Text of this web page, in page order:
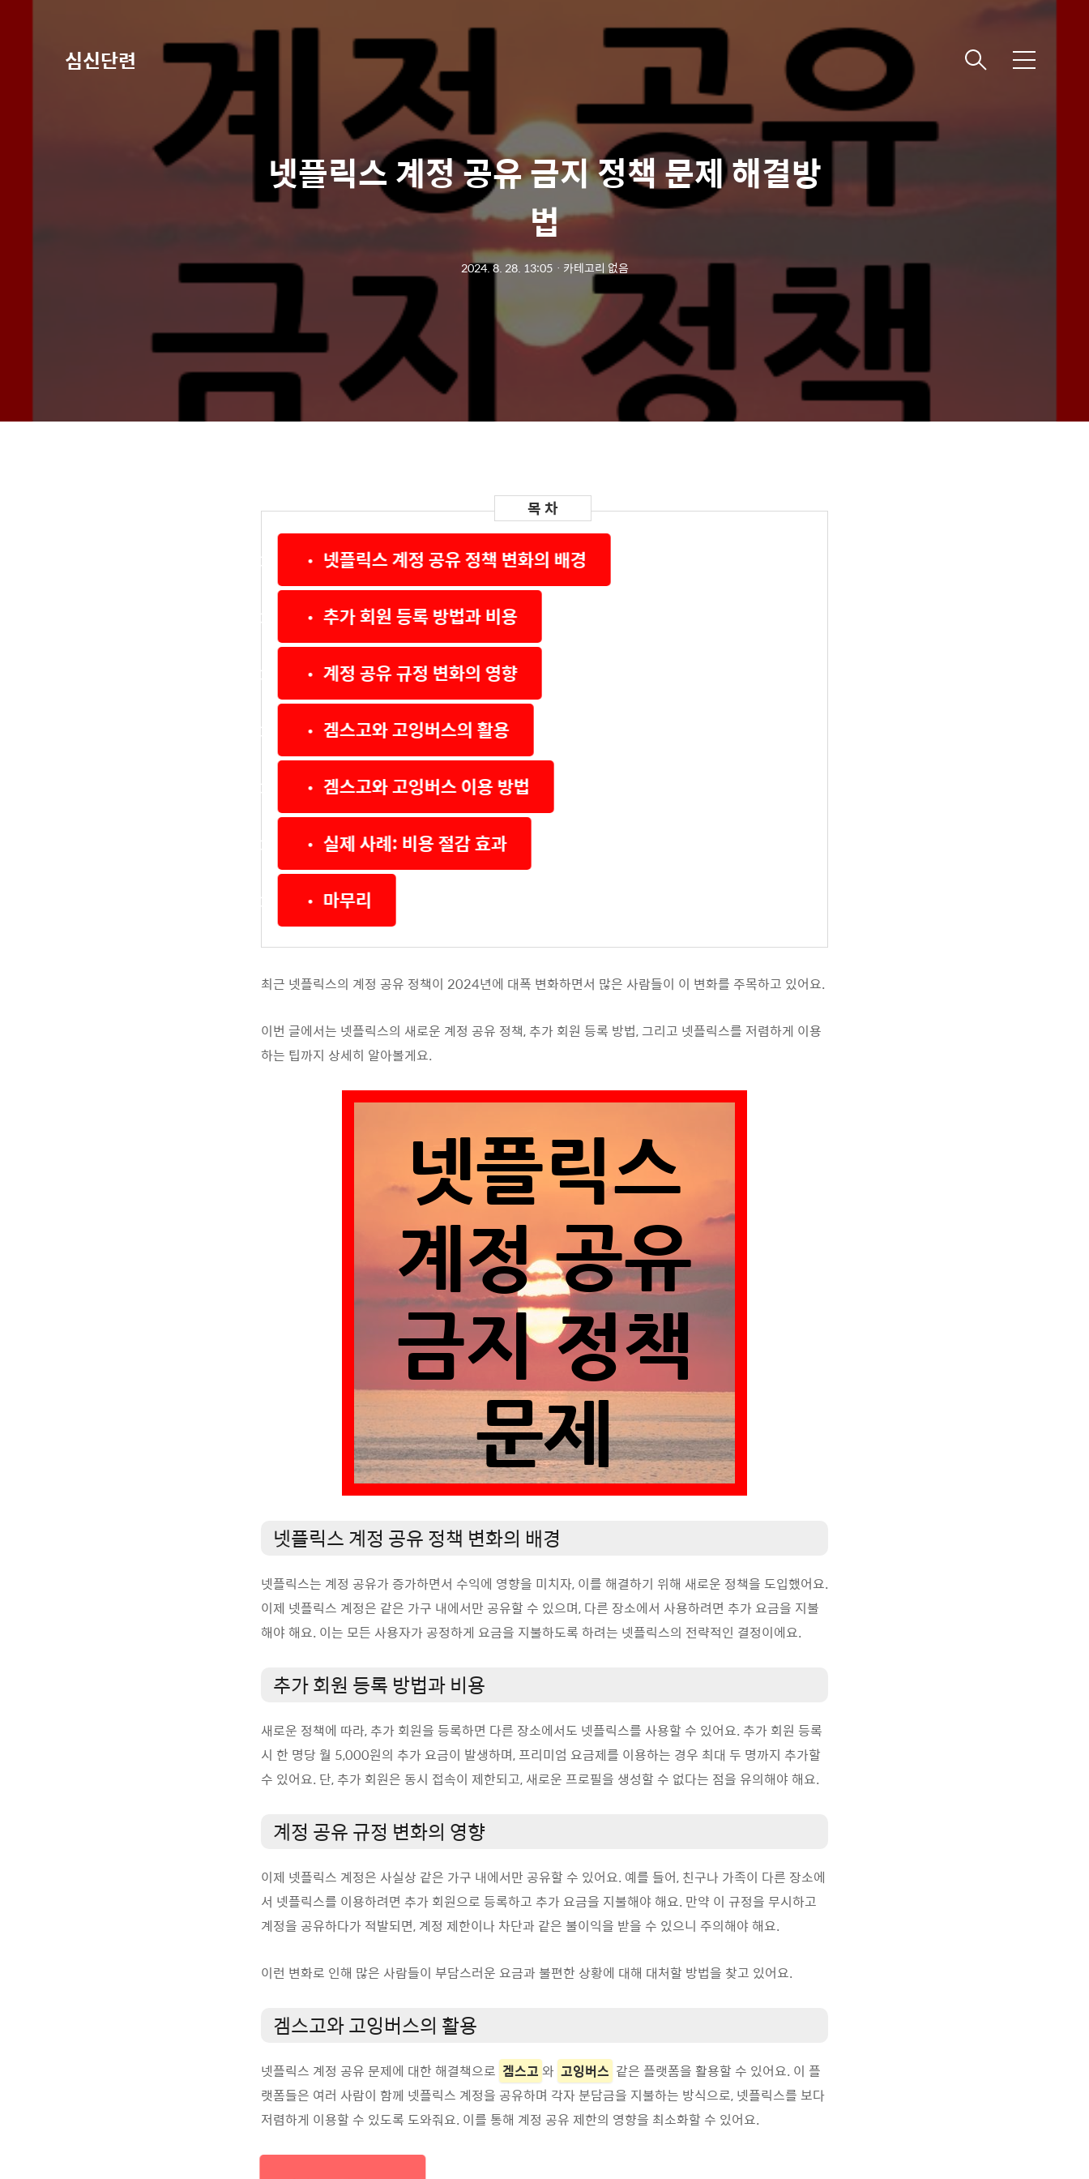
심신단련 메
넷플릭스 계정 공유 금지 정책 문제 해결방
법
2024. 8. 28. 13:05ㆍ 카테고리 없음
• 넷플릭스 계정 공유 정책 변화의 배경
• 추가 회원 등록 방법과 비용
• 계정 공유 규정 변화의 영향
• 겜스고와 고잉버스의 활용
• 겜스고와 고잉버스 이용 방법
• 실제 사례: 비용 절감 효과
• 마무리
최근 넷플릭스의 계정 공유 정책이 2024년에 대폭 변화하면서 많은 사람들이 이 변화를 주목하고 있어요.
이번 글에서는 넷플릭스의 새로운 계정 공유 정책, 추가 회원 등록 방법, 그리고 넷플릭스를 저렴하게 이용
하는 팁까지 상세히 알아볼게요.
넷플릭스 계정 공유 정책 변화의 배경
넷플릭스는 계정 공유가 증가하면서 수익에 영향을 미치자, 이를 해결하기 위해 새로운 정책을 도입했어요.
이제 넷플릭스 계정은 같은 가구 내에서만 공유할 수 있으며, 다른 장소에서 사용하려면 추가 요금을 지불
해야 해요. 이는 모든 사용자가 공정하게 요금을 지불하도록 하려는 넷플릭스의 전략적인 결정이에요.
추가 회원 등록 방법과 비용
새로운 정책에 따라, 추가 회원을 등록하면 다른 장소에서도 넷플릭스를 사용할 수 있어요. 추가 회원 등록
시 한 명당 월 5,000원의 추가 요금이 발생하며, 프리미엄 요금제를 이용하는 경우 최대 두 명까지 추가할
수 있어요. 단, 추가 회원은 동시 접속이 제한되고, 새로운 프로필을 생성할 수 없다는 점을 유의해야 해요.
계정 공유 규정 변화의 영향
이제 넷플릭스 계정은 사실상 같은 가구 내에서만 공유할 수 있어요. 예를 들어, 친구나 가족이 다른 장소에
서 넷플릭스를 이용하려면 추가 회원으로 등록하고 추가 요금을 지불해야 해요. 만약 이 규정을 무시하고
계정을 공유하다가 적발되면, 계정 제한이나 차단과 같은 불이익을 받을 수 있으니 주의해야 해요.
이런 변화로 인해 많은 사람들이 부담스러운 요금과 불편한 상황에 대해 대처할 방법을 찾고 있어요.
겜스고와 고잉버스의 활용
넷플릭스 계정 공유 문제에 대한 해결책으로 겜스고 와 고잉버스 같은 플랫폼을 활용할 수 있어요. 이 플
랫폼들은 여러 사람이 함께 넷플릭스 계정을 공유하며 각자 분담금을 지불하는 방식으로, 넷플릭스를 보다
저렴하게 이용할 수 있도록 도와줘요. 이를 통해 계정 공유 제한의 영향을 최소화할 수 있어요.